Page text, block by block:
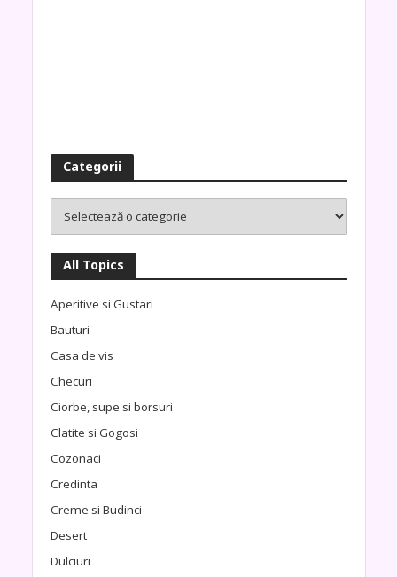
Categorii
All Topics
Aperitive si Gustari
Bauturi
Casa de vis
Checuri
Ciorbe, supe si borsuri
Clatite si Gogosi
Cozonaci
Credinta
Creme si Budinci
Desert
Dulciuri